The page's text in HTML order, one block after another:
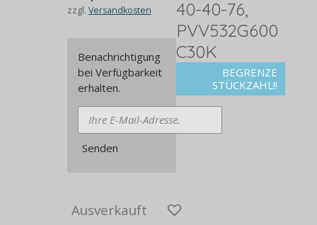
40-40-76,
PVV532G600
C30K
BEGRENZE
STÜCKZAHL!!
zzgl. Versandkosten
Benachrichtigung
bei Verfügbarkeit
erhalten.
Senden
Ausverkauft